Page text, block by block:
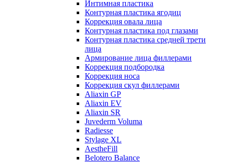
Интимная пластика
Контурная пластика ягодиц
Коррекция овала лица
Контурная пластика под глазами
Контурная пластика средней трети
лица
Армирование лица филлерами
Коррекция подбородка
Коррекция носа
Коррекция скул филлерами
Aliaxin GP
Aliaxin EV
Aliaxin SR
Juvederm Voluma
Radiesse
Stylage XL
AestheFill
Belotero Balance